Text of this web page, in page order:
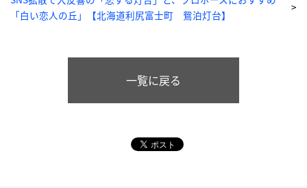
「白い恋人の丘」【北海道利尻富士町 鴛泊灯台】
一覧に戻る